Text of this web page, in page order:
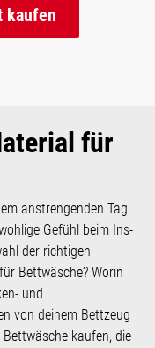
kaufen
für
anstrengenden Tag
Gefühl beim Ins-
der richtigen
Bettwäsche? Worin
und
von deinem Bettzeug
kaufen, die